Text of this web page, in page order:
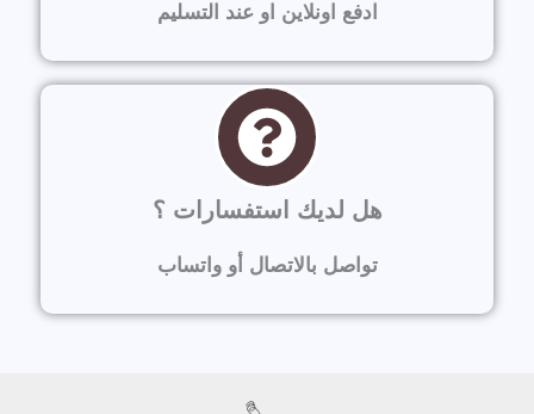
ادفع اونلاين او عند التسليم
هل لديك استفسارات ؟
تواصل بالاتصال أو واتساب